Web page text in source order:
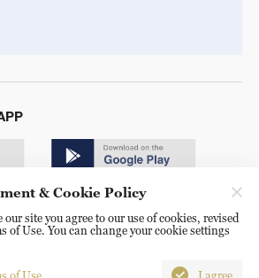
All Rights Reserved. 16A
China. 100040
& Cookie Policy
site you agree to our use of cookies, revised
of Use. You can change your cookie settings
of Use I agree